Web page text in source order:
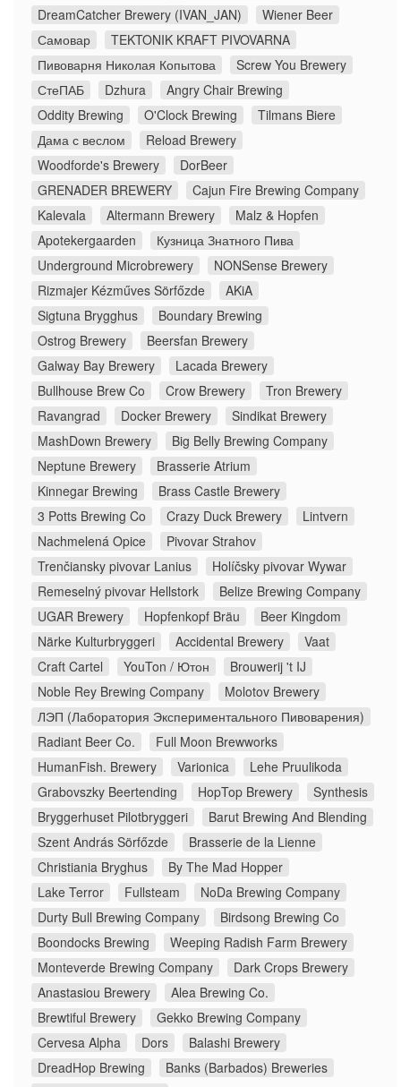
DreamCatcher Brewery (IVAN_JAN)
Wiener Beer
Самовар
TEKTONIK KRAFT PIVOVARNA
Пивоварня Николая Копытова
Screw You Brewery
СтеПАБ
Dzhura
Angry Chair Brewing
Oddity Brewing
O'Clock Brewing
Tilmans Biere
Дама с веслом
Reload Brewery
Woodforde's Brewery
DorBeer
GRENADER BREWERY
Cajun Fire Brewing Company
Kalevala
Altermann Brewery
Malz & Hopfen
Apotekergaarden
Кузница Знатного Пива
Underground Microbrewery
NONSense Brewery
Rizmajer Kézműves Sörfőzde
AKiA
Sigtuna Brygghus
Boundary Brewing
Ostrog Brewery
Beersfan Brewery
Galway Bay Brewery
Lacada Brewery
Bullhouse Brew Co
Crow Brewery
Tron Brewery
Ravangrad
Docker Brewery
Sindikat Brewery
MashDown Brewery
Big Belly Brewing Company
Neptune Brewery
Brasserie Atrium
Kinnegar Brewing
Brass Castle Brewery
3 Potts Brewing Co
Crazy Duck Brewery
Lintvern
Nachmelená Opice
Pivovar Strahov
Trenčiansky pivovar Lanius
Holíčsky pivovar Wywar
Remeselný pivovar Hellstork
Belize Brewing Company
UGAR Brewery
Hopfenkopf Bräu
Beer Kingdom
Närke Kulturbryggeri
Accidental Brewery
Vaat
Craft Cartel
YouTon / Ютон
Brouwerij 't IJ
Noble Rey Brewing Company
Molotov Brewery
ЛЭП (Лаборатория Экспериментального Пивоварения)
Radiant Beer Co.
Full Moon Brewworks
HumanFish. Brewery
Varionica
Lehe Pruulikoda
Grabovszky Beertending
HopTop Brewery
Synthesis
Bryggerhuset Pilotbryggeri
Barut Brewing And Blending
Szent András Sörfőzde
Brasserie de la Lienne
Christiania Bryghus
By The Mad Hopper
Lake Terror
Fullsteam
NoDa Brewing Company
Durty Bull Brewing Company
Birdsong Brewing Co
Boondocks Brewing
Weeping Radish Farm Brewery
Monteverde Brewing Company
Dark Crops Brewery
Anastasiou Brewery
Alea Brewing Co.
Brewtiful Brewery
Gekko Brewing Company
Cervesa Alpha
Dors
Balashi Brewery
DreadHop Brewing
Banks (Barbados) Breweries